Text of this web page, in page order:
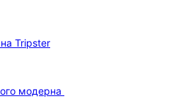
модерна